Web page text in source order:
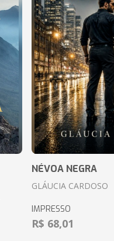
NÉVOA NEGRA
GLÁUCIA CARDOSO
IMPRESSO
R$ 68,01